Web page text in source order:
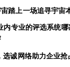
宙踏上一场追寻宇宙
内专业的评选系统
选诚网络助力企业抢